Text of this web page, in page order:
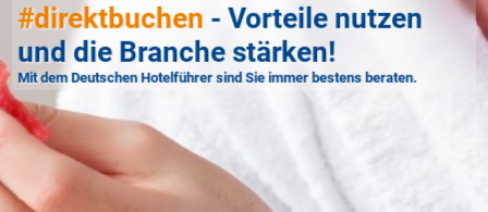
#direktbuchen - Vorteile nutzen
und die Branche stärken!
Mit dem Deutschen Hotelführer sind Sie immer bestens beraten.